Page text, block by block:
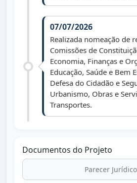
07/07/2026
Realizada nomeação de
Comissões de
Economia, Finanças e
Educação, Saúde e Bem
Defesa do Cidadão e
Urbanismo, Obras e
Transportes.
Documentos do Projeto
Parecer Jurídico